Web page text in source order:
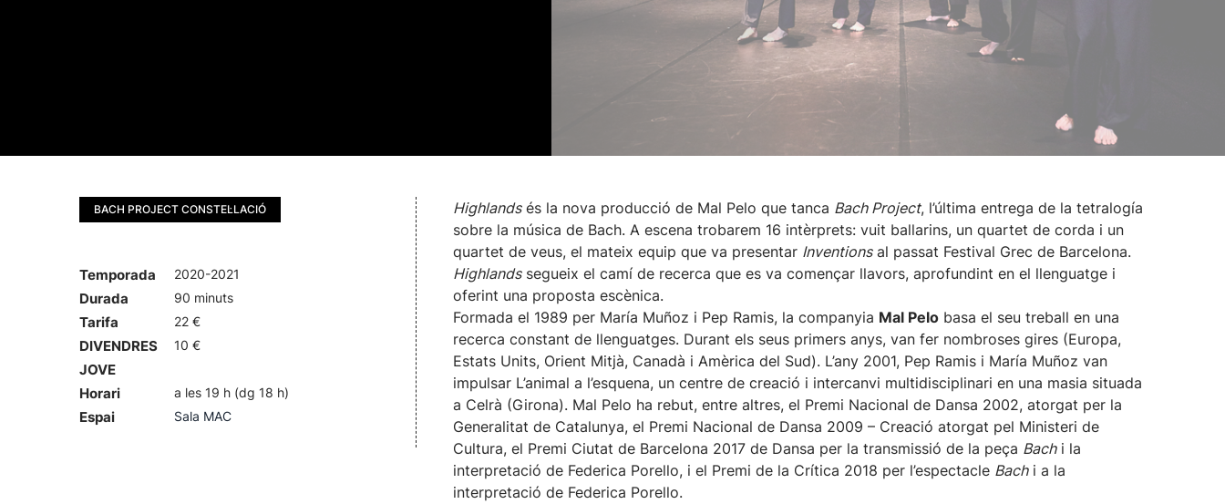
BACH PROJECT CONSTEL·LACIÓ
Temporada 2020-2021
Durada 90 minuts
Tarifa 22 €
DIVENDRES
JOVE
10 €
Horari a les 19 h (dg 18 h)
Espai Sala MAC
Highlandsés la nova producció de Mal Pelo que tanca Bach Project, l’última entrega de la tetralogía
sobre la música de Bach. A escena trobarem 16 intèrprets: vuit ballarins, un quartet de corda i un
quartet de veus, el mateix equip que va presentar Inventionsal passat Festival Grec de Barcelona.
Highlandssegueix el camí de recerca que es va començar llavors, aprofundint en el llenguatge i
oferint una proposta escènica.
Formada el 1989 per María Muñoz i Pep Ramis, la companyia Mal Pelobasa el seu treball en una
recerca constant de llenguatges. Durant els seus primers anys, van fer nombroses gires (Europa,
Estats Units, Orient Mitjà, Canadà i Amèrica del Sud). L’any 2001, Pep Ramis i María Muñoz van
impulsar L’animal a l’esquena, un centre de creació i intercanvi multidisciplinari en una masia situada
a Celrà (Girona). Mal Pelo ha rebut, entre altres, el Premi Nacional de Dansa 2002, atorgat per la
Generalitat de Catalunya, el Premi Nacional de Dansa 2009 – Creació atorgat pel Ministeri de
Cultura, el Premi Ciutat de Barcelona 2017 de Dansa per la transmissió de la peça Bachi la
interpretació de Federica Porello, i el Premi de la Crítica 2018 per l’espectacle Bachi a la
interpretació de Federica Porello.